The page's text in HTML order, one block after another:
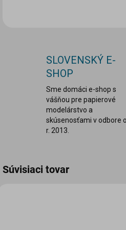
SLOVENSKÝ E-
SHOP
Sme domáci e-shop s
vášňou pre papierové
modelárstvo a
skúsenosťami v odbore
r. 2013.
Súvisiaci tovar